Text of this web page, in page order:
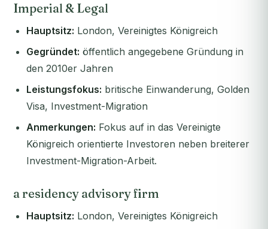
Imperial & Legal
Hauptsitz: London, Vereinigtes Königreich
Gegründet: öffentlich angegebene Gründung in
den 2010er Jahren
Leistungsfokus: britische Einwanderung, Golden
Visa, Investment-Migration
Anmerkungen: Fokus auf in das Vereinigte
Königreich orientierte Investoren neben breiterer
Investment-Migration-Arbeit.
a residency advisory firm
Hauptsitz: London, Vereinigtes Königreich